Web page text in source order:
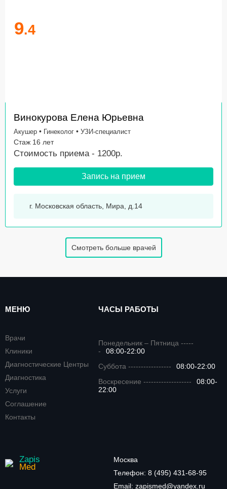
9.4
Винокурова Елена Юрьевна
Акушер • Гинеколог • УЗИ-специалист
Стаж 16 лет
Стоимость приема - 1200р.
Запись на прием
г. Московская область, Мира, д.14
Смотреть больше врачей
МЕНЮ
Врачи
Клиники
Диагностические Центры
Диагностика
Услуги
Соглашение
Контакты
ЧАСЫ РАБОТЫ
Понедельник – Пятница -----
-
08:00-22:00
Суббота -----------------
08:00-22:00
Воскресение -------------------
08:00-
22:00
Zapis
Med
Москва
Телефон: 8 (495) 431-68-95
Email: zapismed@yandex.ru